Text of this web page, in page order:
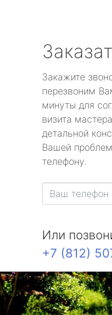
Закажите
перезвоним
минуты для
визита
детальной
Вашей
телефону.
Или
+7 (812)